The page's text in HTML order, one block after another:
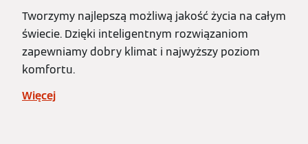
Tworzymy najlepszą możliwą jakość życia na całym
świecie. Dzięki inteligentnym rozwiązaniom
zapewniamy dobry klimat i najwyższy poziom
komfortu.
Więcej